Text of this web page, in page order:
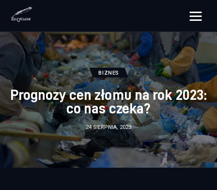
rozpisane.pl
Lifestyle
Zdrowie
Uroda
Dom i ogród
Więcej
BIZNES
Prognozy cen złomu na rok 2023:
co nas czeka?
24 SIERPNIA, 2023